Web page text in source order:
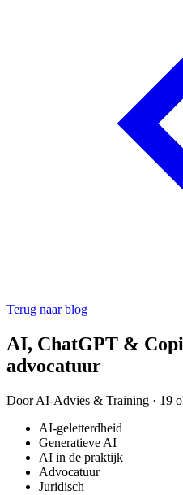
Terug naar blog
AI, ChatGPT &
advocatuur
DoorAI-Advies & Training · 19
AI-geletterdheid
Generatieve AI
AI in de praktijk
Advocatuur
Juridisch